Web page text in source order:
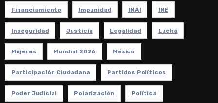
Financiamiento Impunidad INAI INE
Inseguridad Justicia Legalidad Lucha
Mujeres Mundial 2026 México
Participación Ciudadana Partidos Políticos
Poder Judicial Polarización Política